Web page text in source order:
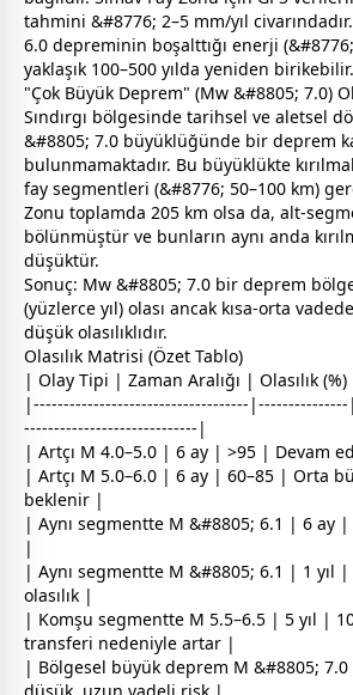
tahmini &#8776; 2–5 mm/yıl
6.0 depreminin boşalttığı enerji
yaklaşık 100–500 yılda yeniden birikebilir.
"Çok Büyük Deprem" (Mw &#8805; 7.0)
Sındırgı bölgesinde tarihsel ve aletsel
&#8805; 7.0 büyüklüğünde bir deprem
bulunmamaktadır. Bu büyüklükte
fay segmentleri (&#8776; 50–100 km)
Zonu toplamda 205 km olsa da, alt-
bölünmüştür ve bunların aynı anda
düşüktür.
Sonuç: Mw &#8805; 7.0 bir deprem
(yüzlerce yıl) olası ancak kısa-orta
düşük olasılıklıdır.
Olasılık Matrisi (Özet Tablo)
| Olay Tipi | Zaman Aralığı | Olasılık
|------------------------------------
-----------------------------|
| Artçı M 4.0–5.0 | 6 ay | >95 | Devam
| Artçı M 5.0–6.0 | 6 ay | 60–85 | Orta
beklenir |
| Aynı segmentte M &#8805; 6.1 | 6 ay |
|
| Aynı segmentte M &#8805; 6.1 | 1 yıl
olasılık |
| Komşu segmentte M 5.5–6.5 | 5 yıl |
transferi nedeniyle artar |
| Bölgesel büyük deprem M &#8805;
düşük, uzun vadeli risk |